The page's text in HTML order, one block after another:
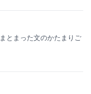
とまった文のかたまりご